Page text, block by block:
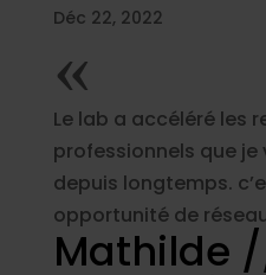
Déc 22, 2022
«
Le lab a accéléré les
professionnels que
depuis longtemps.
opportunité de
Mathilde